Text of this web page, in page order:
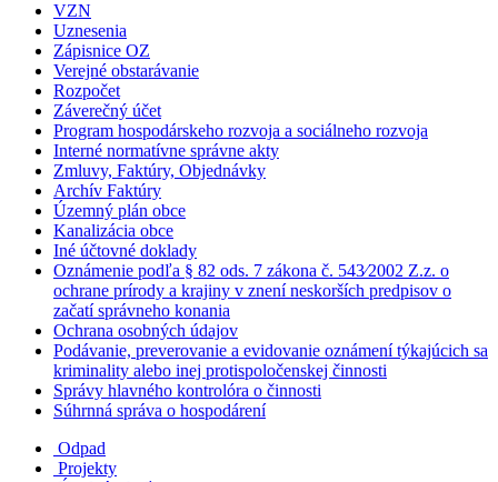
VZN
Uznesenia
Zápisnice OZ
Verejné obstarávanie
Rozpočet
Záverečný účet
Program hospodárskeho rozvoja a sociálneho rozvoja
Interné normatívne správne akty
Zmluvy, Faktúry, Objednávky
Archív Faktúry
Územný plán obce
Kanalizácia obce
Iné účtovné doklady
Oznámenie podľa § 82 ods. 7 zákona č. 543⁄2002 Z.z. o
ochrane prírody a krajiny v znení neskorších predpisov o
začatí správneho konania
Ochrana osobných údajov
Podávanie, preverovanie a evidovanie oznámení týkajúcich sa
kriminality alebo inej protispoločenskej činnosti
Správy hlavného kontrolóra o činnosti
Súhrnná správa o hospodárení
Odpad
Projekty